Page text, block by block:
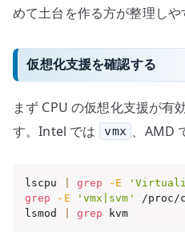
めて土台を作る方が整理しや
仮想化支援を確認する
まず CPU の仮想化支援が有
す。Intel では
vmx 、AMD
lscpu grep -E
grep
-E 'vmx|svm' /proc/
lsmod
grep kvm